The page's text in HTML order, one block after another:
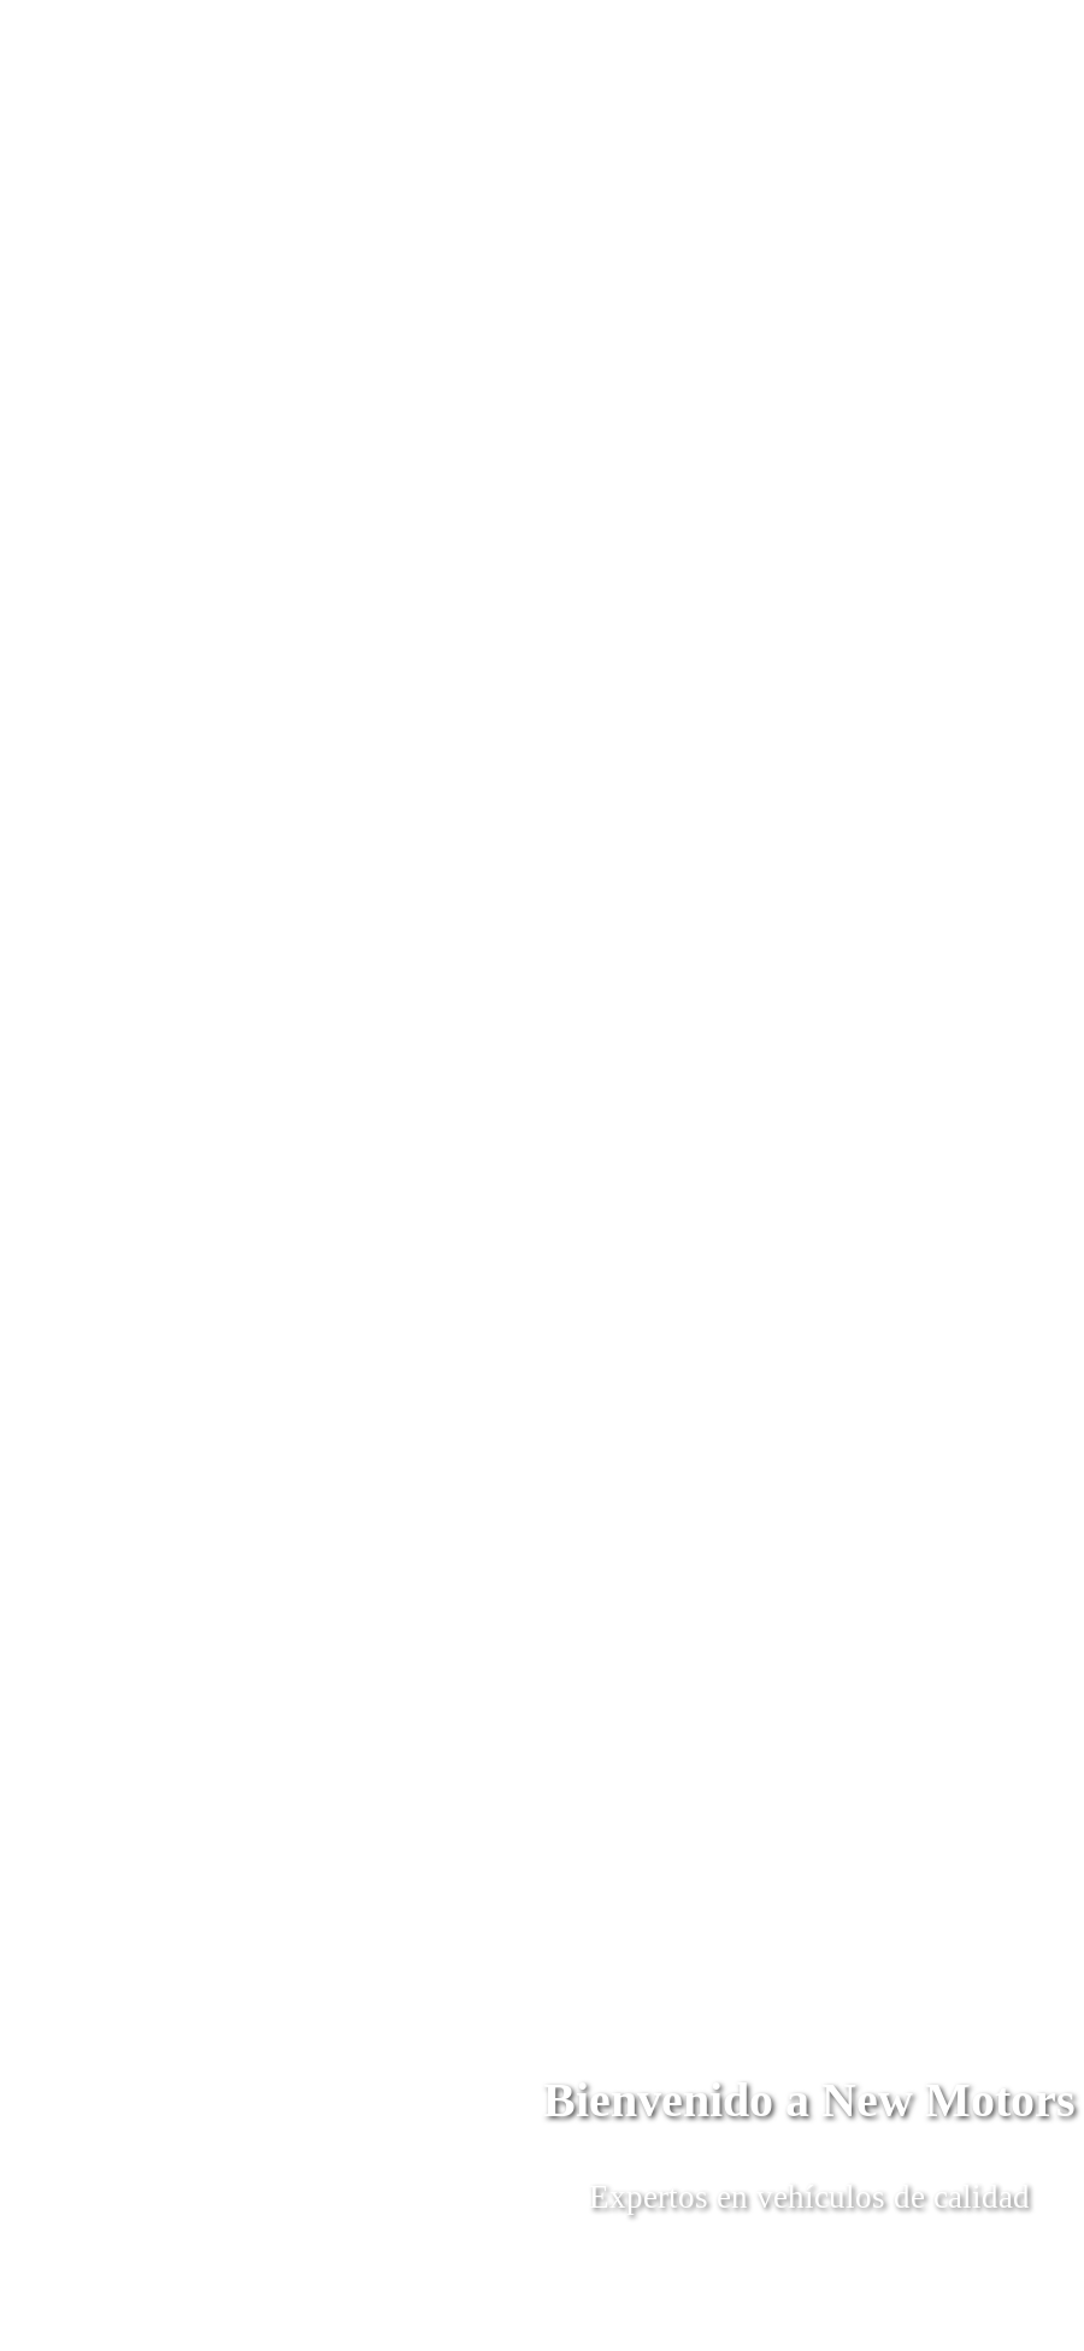
Bienvenido a New Motors
Expertos en vehículos de calidad